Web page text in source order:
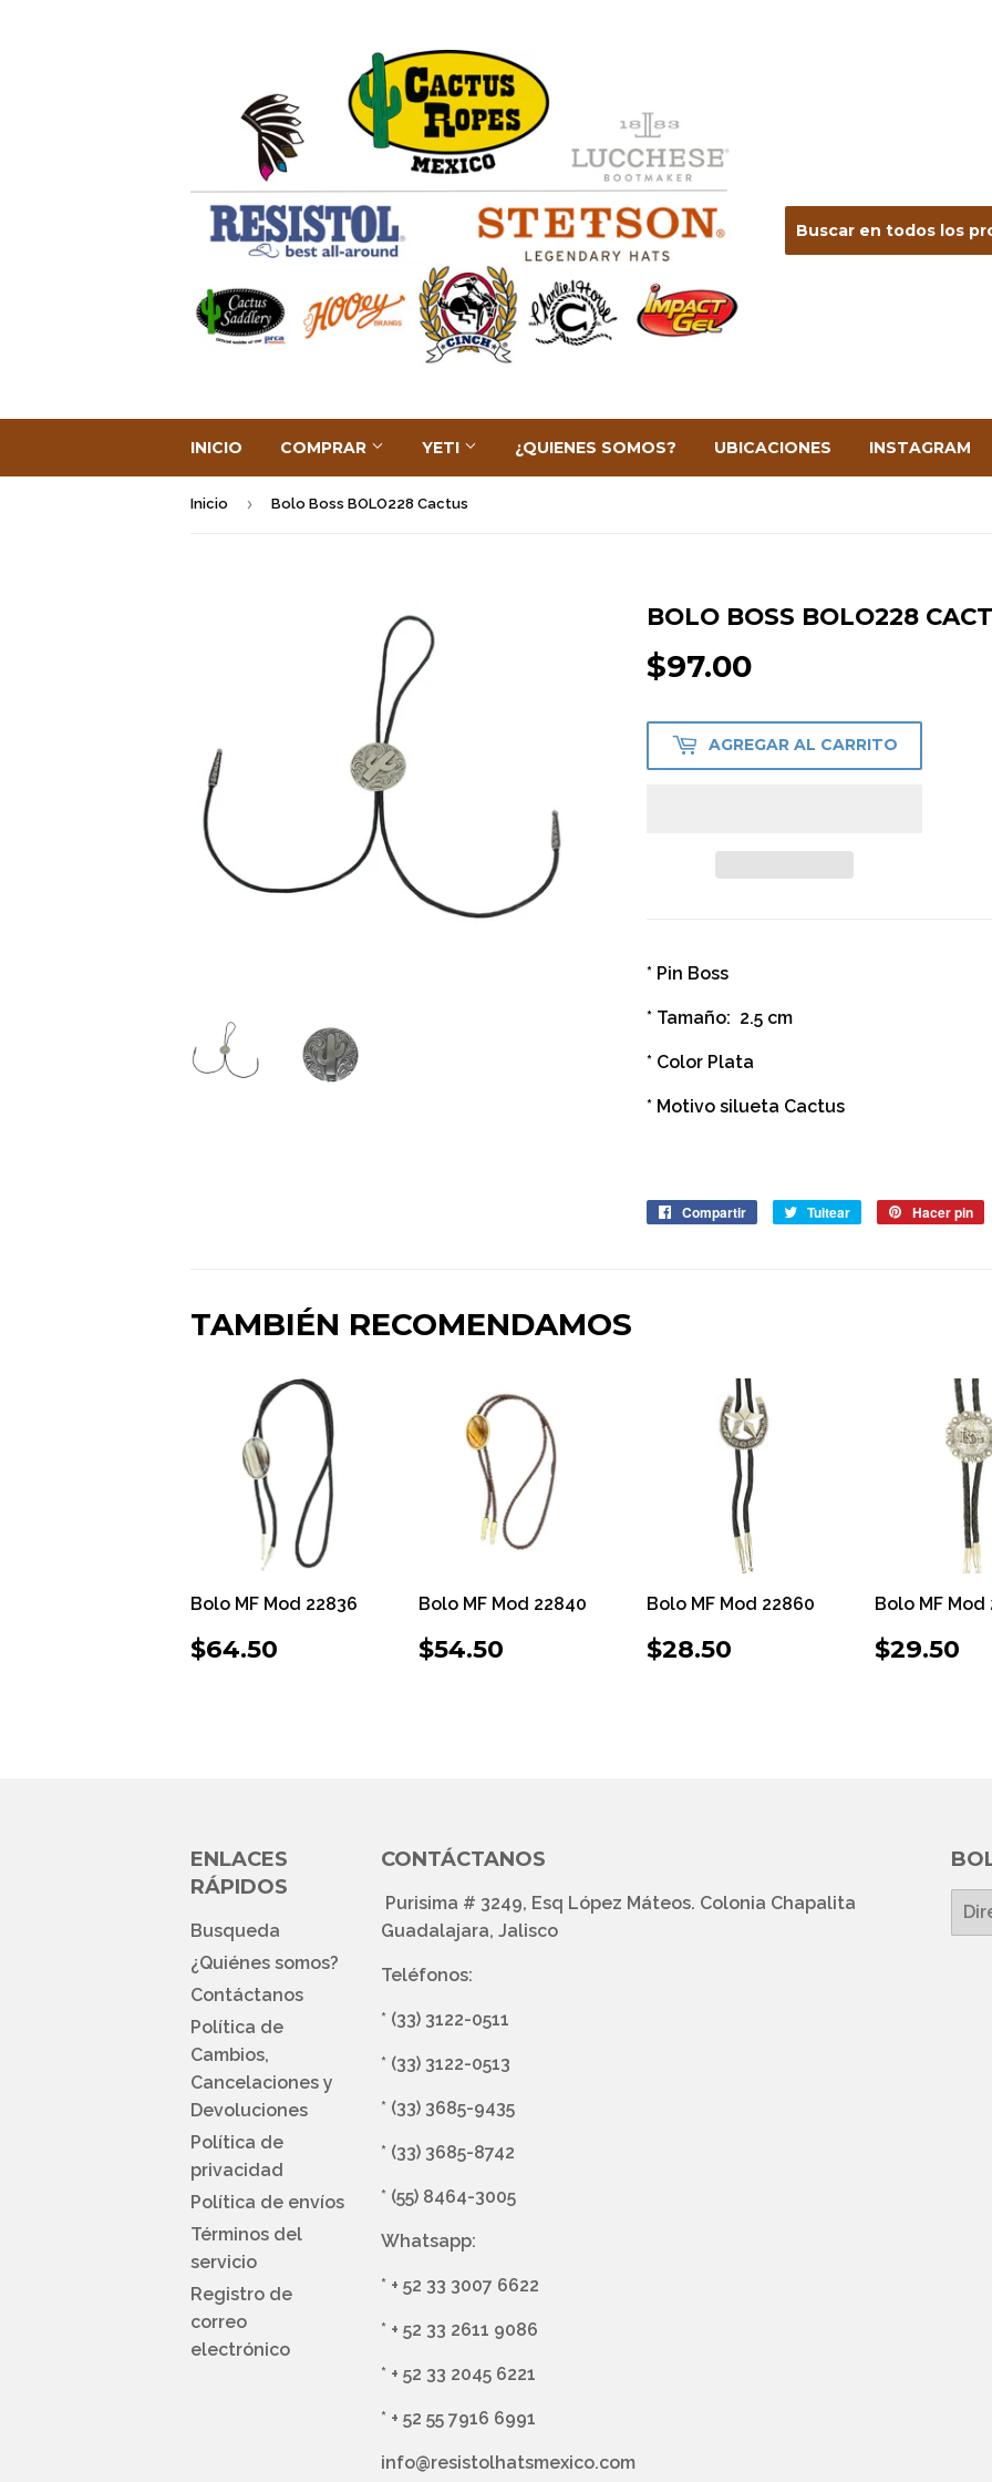
INICIO COMPRAR YETI ¿QUIENES SOMOS? UBICACIONES INSTAGRAM
Inicio › Bolo Boss BOLO228 Cactus
BOLO BOSS BOLO228
$97.00
AGREGAR AL CARRITO
* Pin Boss
* Tamaño: 2.5 cm
* Color Plata
* Motivo silueta Cactus
Compartir
CompartirTuitear
Tuitear Hacer pin
TAMBIÉN RECOMENDAMOS
Bolo MF Mod 22836
PRECIO
HABITUAL
$64.50
Bolo MF Mod 22840
PRECIO
HABITUAL
$54.50
Bolo MF Mod 22860
PRECIO
HABITUAL
$28.50
Bolo MF Mod
$29.50
ENLACES
RÁPIDOS
Busqueda
¿Quiénes somos?
Contáctanos
Política de
Cambios,
Cancelaciones y
Devoluciones
Política de
privacidad
Política de envíos
Términos del
servicio
Registro de
correo
electrónico
CONTÁCTANOS
Purisima # 3249, Esq López Máteos. Colonia Chapalita
Guadalajara, Jalisco
Teléfonos:
* (33) 3122-0511
* (33) 3122-0513
* (33) 3685-9435
* (33) 3685-8742
* (55) 8464-3005
Whatsapp:
* + 52 33 3007 6622
* + 52 33 2611 9086
* + 52 33 2045 6221
* + 52 55 7916 6991
info@resistolhatsmexico.com
E-